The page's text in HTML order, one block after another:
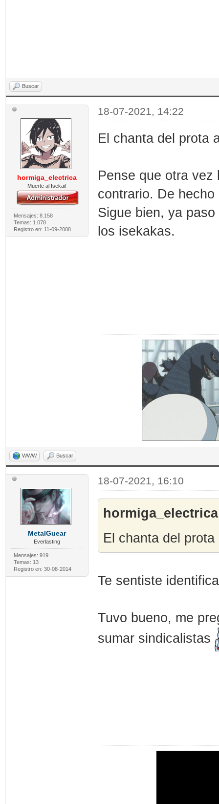
Buscar
hormiga_electrica
Muerte al Isekai!
Mensajes: 8.158
Temas: 1.078
Registro en: 11-09-2008
18-07-2021, 14:22
El chanta del prota
Pense que otra
contrario. De
Sigue bien, ya
los isekakas.
WWW Buscar
MetalGuear
Everlasting
Mensajes: 919
Temas: 13
Registro en: 30-08-2014
18-07-2021, 16:10
El chanta del
Te sentiste
Tuvo bueno, me
sumar sindicalistas